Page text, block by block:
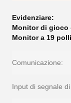
Evidenziare:
Monitor di gioco
Monitor a 19
Comunicazione:
Input di segnale